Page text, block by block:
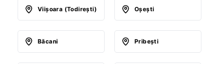
Viişoara (Todireşti) Oşeşti
Băcani Pribeşti